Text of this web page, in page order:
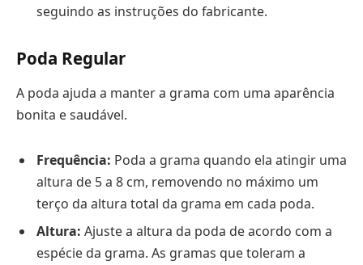
seguindo as instruções do fabricante.
Poda Regular
A poda ajuda a manter a grama com uma aparência
bonita e saudável.
Frequência: Poda a grama quando ela atingir uma
altura de 5 a 8 cm, removendo no máximo um
terço da altura total da grama em cada poda.
Altura: Ajuste a altura da poda de acordo com a
espécie da grama. As gramas que toleram a